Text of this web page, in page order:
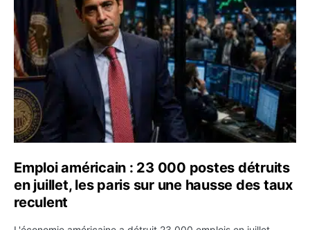
Emploi américain : 23 000 postes détruits
en juillet, les paris sur une hausse des taux
reculent